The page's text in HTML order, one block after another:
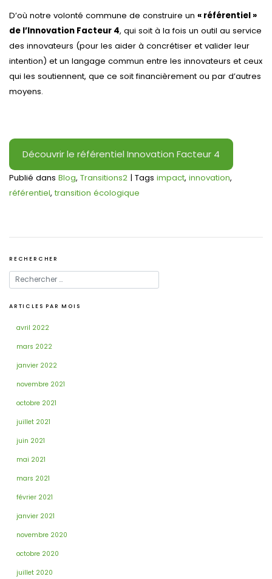
D’où notre volonté commune de construire un « référentiel »
de l’Innovation Facteur 4, qui soit à la fois un outil au service
des innovateurs (pour les aider à concrétiser et valider leur
intention) et un langage commun entre les innovateurs et ceux
qui les soutiennent, que ce soit financièrement ou par d’autres
moyens.
Découvrir le référentiel Innovation Facteur 4
Publié dans Blog, Transitions2 | Tags impact, innovation,
référentiel,transition écologique
RECHERCHER
ARTICLES PAR MOIS
avril 2022
mars 2022
janvier 2022
novembre 2021
octobre 2021
juillet 2021
juin 2021
mai 2021
mars 2021
février 2021
janvier 2021
novembre 2020
octobre 2020
juillet 2020